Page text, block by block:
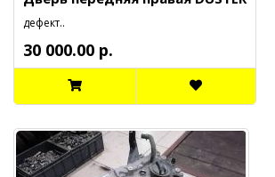
дефект..
30 000.00 р.